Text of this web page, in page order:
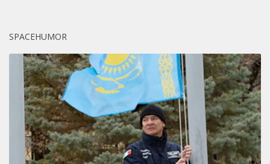
SPACEHUMOR